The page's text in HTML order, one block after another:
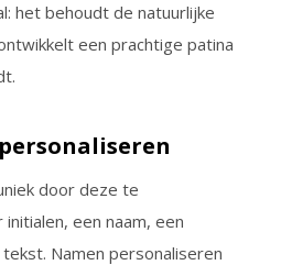
het behoudt de natuurlijke
een prachtige patina
door deze te
een naam, een
Namen personaliseren